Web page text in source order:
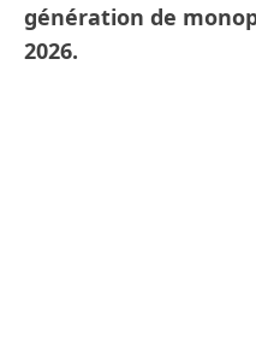
génération de
2026.